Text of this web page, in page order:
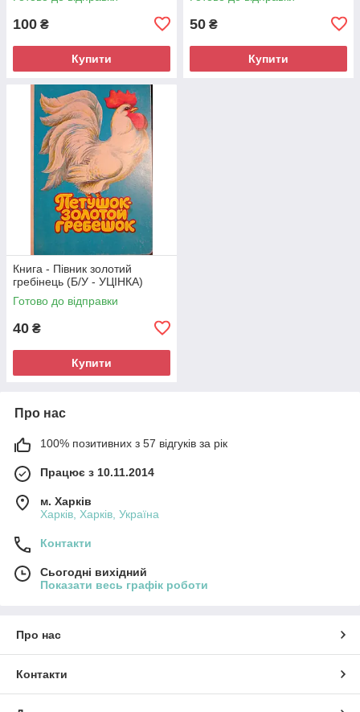
100 ₴
Купити
50 ₴
Купити
Книга - Півник золотий
гребінець (Б/У - УЦІНКА)
Готово до відправки
40 ₴
Купити
Про нас
100% позитивних з 57 відгуків за рік
Працює з 10.11.2014
м. Харків
Харків, Харків, Україна
Контакти
Сьогодні вихідний
Показати весь графік роботи
Про нас
Контакти